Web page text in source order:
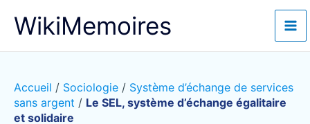
WikiMemoires
Accueil / Sociologie / Système d’échange de services
sans argent / Le SEL, système d’échange égalitaire
et solidaire